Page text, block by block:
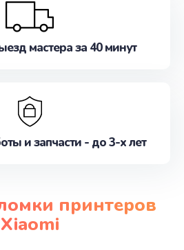
мастера за 40 минут
и запчасти - до 3-х лет
принтеров
Xiaomi